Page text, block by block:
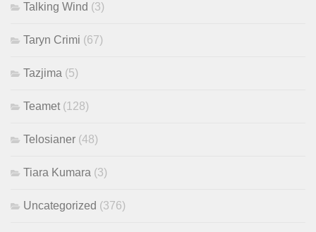
Talking Wind (3)
Taryn Crimi (67)
Tazjima (5)
Teamet (128)
Telosianer (48)
Tiara Kumara (3)
Uncategorized (376)